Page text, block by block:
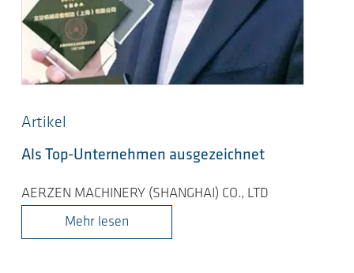
Artikel
Als Top-Unternehmen ausgezeichnet
AERZEN MACHINERY (SHANGHAI) CO., LTD
Mehr lesen